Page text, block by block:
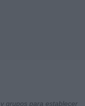
grupos para establecer